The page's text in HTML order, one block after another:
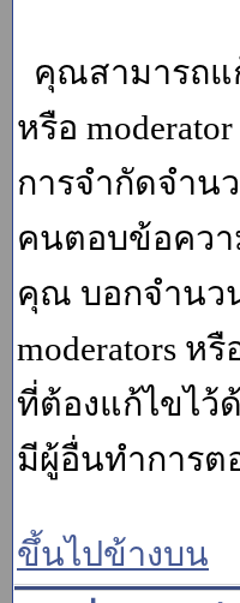
คุณสามารถแ
หรือ
การจำกัดจำน
คนตอบข้อคว
คุณ บอกจำนว
moderators ห
ที่ต้องแก้ไขไว้
มีผู้อื่นทำการต
ขึ้นไปข้างบน